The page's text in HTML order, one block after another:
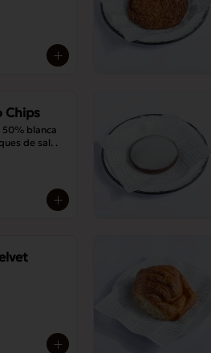
Chips
blanca
de sal. .